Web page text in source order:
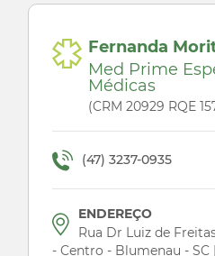
Fernanda
Med Prime
Médicas
(CRM 20929 RQE
(47) 3237-0935
ENDEREÇO
Rua Dr Luiz de
- Centro - Blumenau - SC